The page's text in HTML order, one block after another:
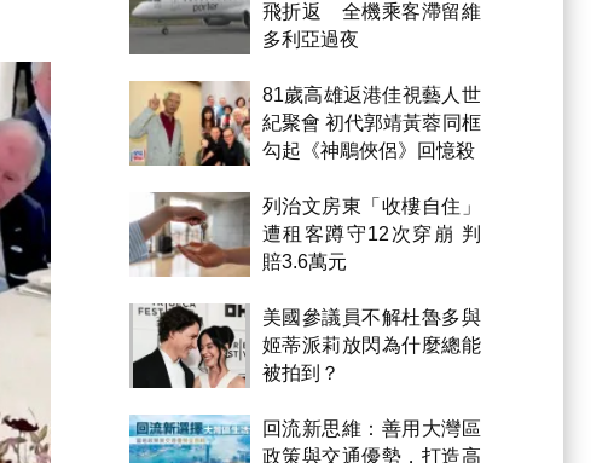
飛折返 全機乘客滯留維
多利亞過夜
81歲高雄返港佳視藝人世
紀聚會 初代郭靖黃蓉同框
勾起《神鵰俠侶》回憶殺
列治文房東「收樓自住」
遭租客蹲守12次穿崩 判
賠3.6萬元
美國參議員不解杜魯多與
姬蒂派莉放閃為什麼總能
被拍到？
回流新思維：善用大灣區
政策與交通優勢，打造高